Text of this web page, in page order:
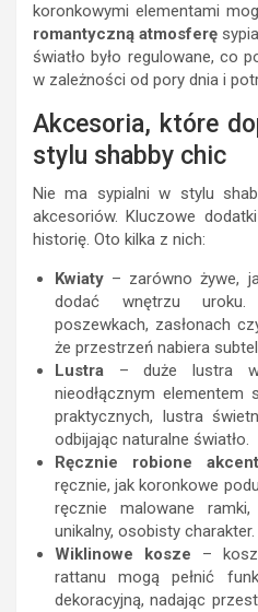
koronkowymi elementami
romantyczną atmosferę
światło było regulowane, co
w zależności od pory dnia i
Akcesoria, które
stylu shabby chic
Nie ma sypialni w stylu
akcesoriów. Kluczowe
historię. Oto kilka z nich:
Kwiaty – zarówno żywe,
dodać wnętrzu
poszewkach, zasłonach
że przestrzeń nabiera
Lustra – duże lustra w
nieodłącznym elementem
praktycznych, lustra
odbijając naturalne światło.
Ręcznie robione
ręcznie, jak koronkowe
ręcznie malowane
unikalny, osobisty charakter.
Wiklinowe kosze –
rattanu mogą pełnić
dekoracyjną, nadając